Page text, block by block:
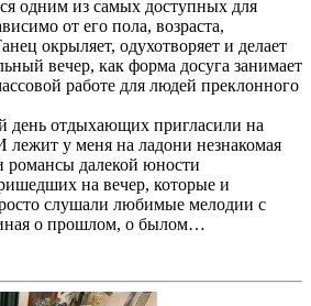
одним из самых доступных для
от его пола, возраста,
окрыляет, одухотворяет и делает
вечер, как форма досуга занимает
работе для людей преклонного
день отдыхающих пригласили на
лежит у меня на ладони незнакомая
далекой юности
на вечер, которые и
слушали любимые мелодии с
о прошлом, о былом…